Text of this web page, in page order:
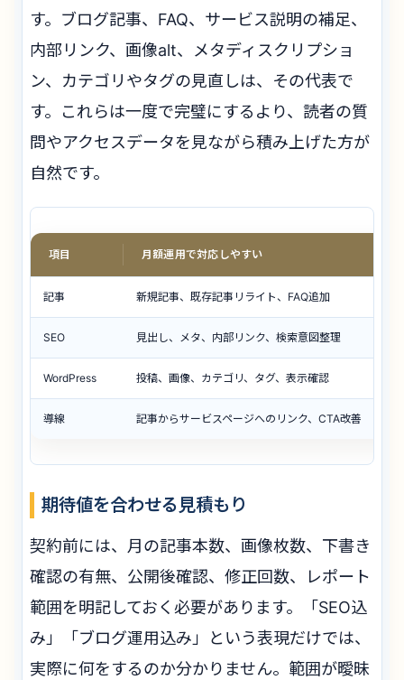
す。ブログ記事、FAQ、サービス説明の補足、
内部リンク、画像alt、メタディスクリプショ
ン、カテゴリやタグの見直しは、その代表で
す。これらは一度で完璧にするより、読者の質
問やアクセスデータを見ながら積み上げた方が
自然です。
項目 月額運用で対応しやすい
記事 新規記事、既存記事リライト、FAQ追加
SEO 見出し、メタ、内部リンク、検索意図整理
WordPress 投稿、画像、カテゴリ、タグ、表示確認
導線 記事からサービスページへのリンク、CTA改善
期待値を合わせる見積もり
契約前には、月の記事本数、画像枚数、下書き
確認の有無、公開後確認、修正回数、レポート
範囲を明記しておく必要があります。「SEO込
み」「ブログ運用込み」という表現だけでは、
実際に何をするのか分かりません。範囲が曖昧